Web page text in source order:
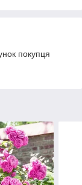
покупця